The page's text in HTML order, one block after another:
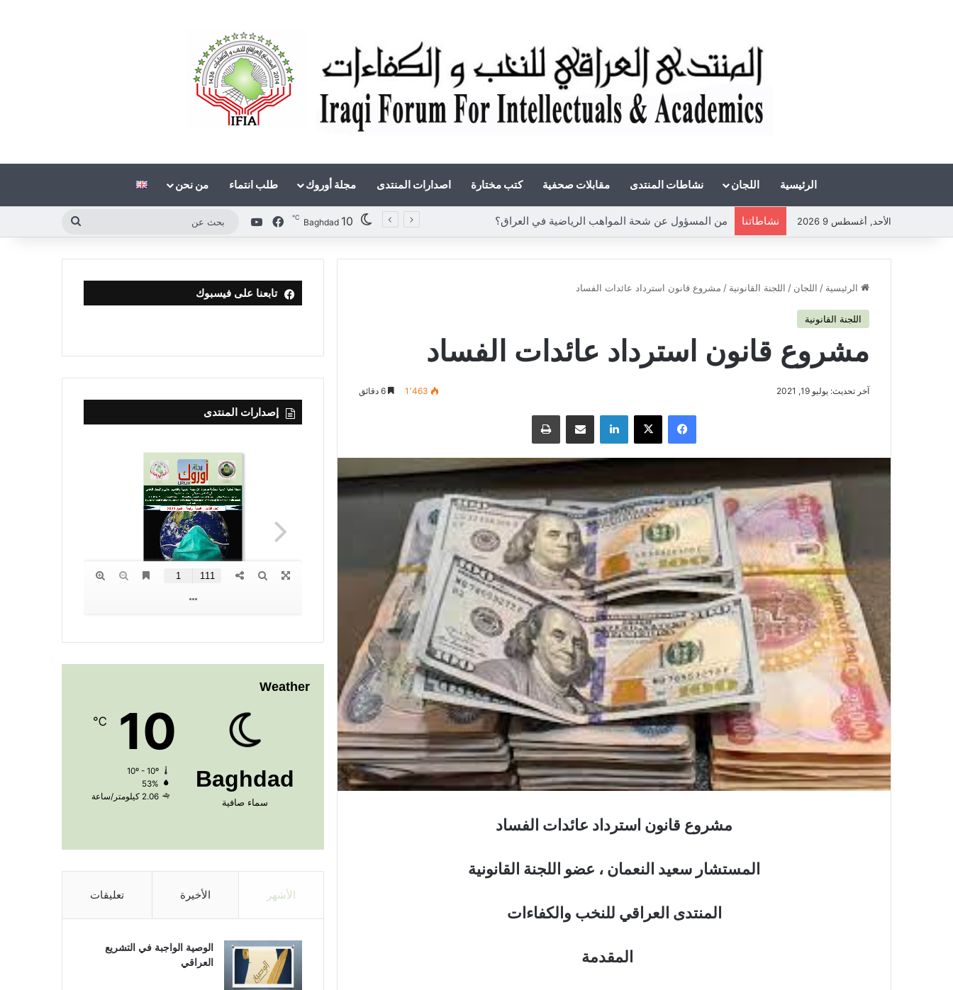
الرئيسية اللجان نشاطات المنتدى مقابلات صحفية كتب مختارة اصدارات المنتدى مجلة أوروك طلب انتماء من نحن
الأحد, أغسطس 9 2026 نشاطاتنا من المسؤول عن شحة المواهب الرياضية في العراق؟ Baghdad 10
℃ فيسبوك‫YouTube
الرئيسية / اللجان / اللجنة القانونية / مشروع قانون استرداد عائدات الفساد
اللجنة القانونية
مشروع قانون استرداد عائدات الفساد
آخر تحديث: يوليو 19, 2021 1٬463
فيسبوك لينكدإن
مشروع قانون استرداد عائدات الفساد
المستشار سعيد النعمان ، عضو اللجنة القانونية
المنتدى العراقي للنخب والكفاءات
المقدمة
تابعنا على فيسبوك
إصدارات المنتدى
Weather
Baghdad
سماء صافية
10
℃
10º - 10º
53%
2.06 كيلومتر/ساعة
الأشهر الأخيرة تعليقات
الوصية الواجبة في التشريع
العراقي